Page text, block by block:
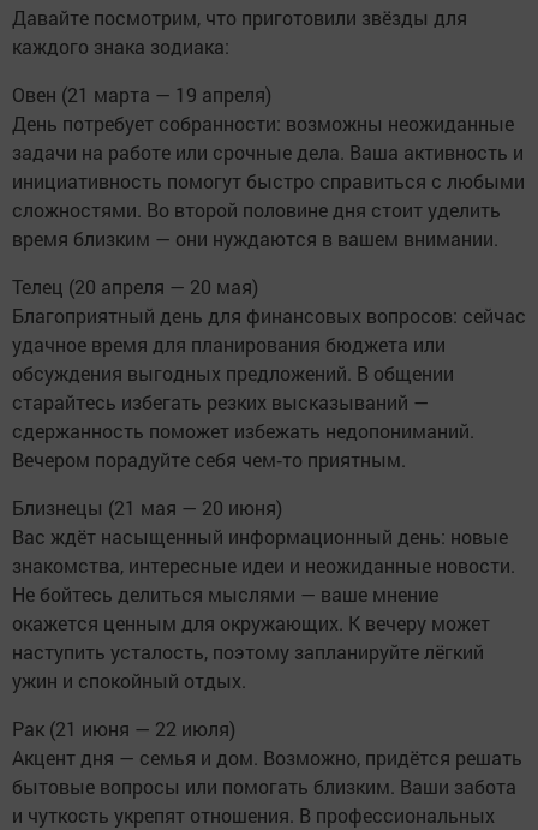
Давайте посмотрим, что приготовили звёзды для
каждого знака зодиака:
Овен (21 марта — 19 апреля)
День потребует собранности: возможны неожиданные
задачи на работе или срочные дела. Ваша активность и
инициативность помогут быстро справиться с любыми
сложностями. Во второй половине дня стоит уделить
время близким — они нуждаются в вашем внимании.
Телец (20 апреля — 20 мая)
Благоприятный день для финансовых вопросов: сейчас
удачное время для планирования бюджета или
обсуждения выгодных предложений. В общении
старайтесь избегать резких высказываний —
сдержанность поможет избежать недопониманий.
Вечером порадуйте себя чем‑то приятным.
Близнецы (21 мая — 20 июня)
Вас ждёт насыщенный информационный день: новые
знакомства, интересные идеи и неожиданные новости.
Не бойтесь делиться мыслями — ваше мнение
окажется ценным для окружающих. К вечеру может
наступить усталость, поэтому запланируйте лёгкий
ужин и спокойный отдых.
Рак (21 июня — 22 июля)
Акцент дня — семья и дом. Возможно, придётся решать
бытовые вопросы или помогать близким. Ваши забота
и чуткость укрепят отношения. В профессиональных